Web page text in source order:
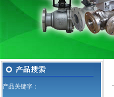
产品关键字：